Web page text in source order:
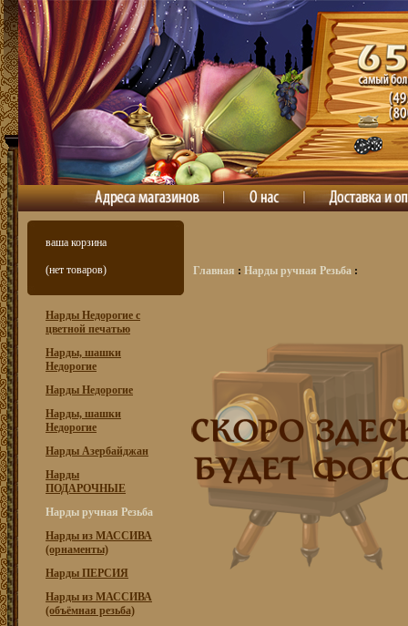
ваша корзина
(нет товаров)
Нарды Недорогие с
цветной печатью
Нарды, шашки
Недорогие
Нарды Недорогие
Нарды, шашки
Недорогие
Нарды Азербайджан
Нарды
ПОДАРОЧНЫЕ
Нарды ручная Резьба
Нарды из МАССИВА
(орнаменты)
Нарды ПЕРСИЯ
Нарды из МАССИВА
(объёмная резьба)
Главная : Нарды ручная Резьба :